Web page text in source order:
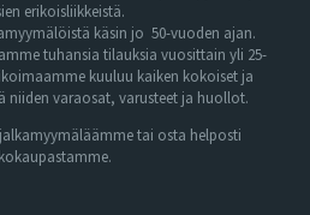
erikoisliikkeistä.
käsin jo 50-vuoden ajan.
tuhansia tilauksia vuosittain yli 25-
kuuluu kaiken kokoiset ja
niiden varaosat, varusteet ja huollot.
tai osta helposti